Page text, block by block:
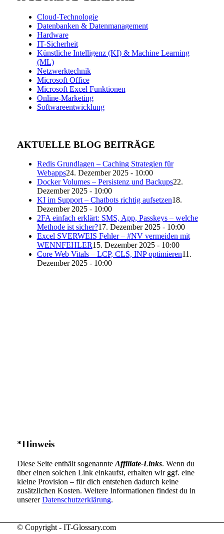
Cloud-Technologie
Datenbanken & Datenmanagement
Hardware
IT-Sicherheit
Künstliche Intelligenz (KI) & Machine Learning
(ML)
Netzwerktechnik
Microsoft Office
Microsoft Excel Funktionen
Online-Marketing
Softwareentwicklung
AKTUELLE BLOG BEITRÄGE
Redis Grundlagen – Caching Strategien für
Webapps24. Dezember 2025 - 10:00
Docker Volumes – Persistenz und Backups22.
Dezember 2025 - 10:00
KI im Support – Chatbots richtig aufsetzen18.
Dezember 2025 - 10:00
2FA einfach erklärt: SMS, App, Passkeys – welche
Methode ist sicher?17. Dezember 2025 - 10:00
Excel SVERWEIS Fehler – #NV vermeiden mit
WENNFEHLER15. Dezember 2025 - 10:00
Core Web Vitals – LCP, CLS, INP optimieren11.
Dezember 2025 - 10:00
*Hinweis
Diese Seite enthält sogenannte Affiliate-Links. Wenn du
über einen solchen Link einkaufst, erhalten wir ggf. eine
kleine Provision – für dich entstehen dadurch keine
zusätzlichen Kosten. Weitere Informationen findest du in
unsererDatenschutzerklärung.
© Copyright - IT-Glossary.com